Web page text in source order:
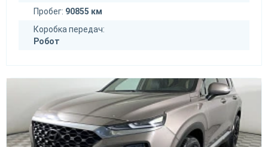
Пробег: 90855 км
Коробка передач:
Робот